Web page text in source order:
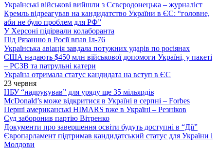
Українські військові вийшли з Сєвєродонецька – журналіст
Кремль відреагував на кандидатство України в ЄС: “головне,
аби не було проблем для РФ”
У Херсоні підірвали колаборанта
Під Рязанню в Росії впав Іл-76
Українська авіація завдала потужних ударів по росіянах
США надають $450 млн військової допомоги Україні, у пакеті
– РСЗВ та патрульні катери
Україна отримала статус кандидата на вступ в ЄС
23 червня
НБУ “надрукував” для уряду ще 35 мільярдів
McDonald’s може відкритися в Україні в серпні – Forbes
Перші американські HIMARS вже в Україні – Резніков
Суд заборонив партію Вітренко
Документи про завершення освіти будуть доступні в “Дії”
Європарламент підтримав кандидатський статус для України і
Молдови